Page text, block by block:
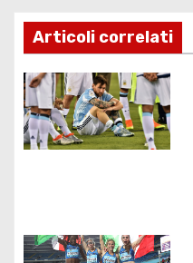
v
i
g
a
o
Articoli correlati